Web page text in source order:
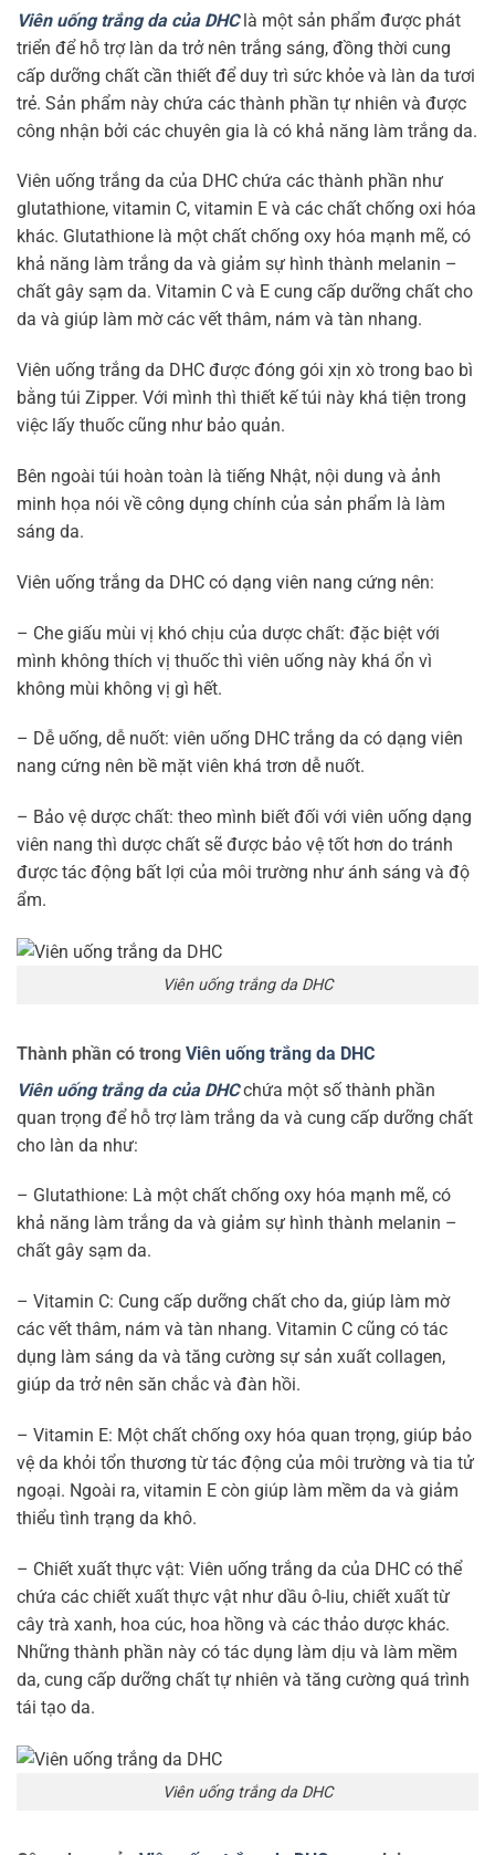
Viên uống trắng da của DHClà một sản phẩm được phát
triển để hỗ trợ làn da trở nên trắng sáng, đồng thời cung
cấp dưỡng chất cần thiết để duy trì sức khỏe và làn da tươi
trẻ. Sản phẩm này chứa các thành phần tự nhiên và được
công nhận bởi các chuyên gia là có khả năng làm trắng da.
Viên uống trắng da của DHC chứa các thành phần như
glutathione, vitamin C, vitamin E và các chất chống oxi hóa
khác. Glutathione là một chất chống oxy hóa mạnh mẽ, có
khả năng làm trắng da và giảm sự hình thành melanin –
chất gây sạm da. Vitamin C và E cung cấp dưỡng chất cho
da và giúp làm mờ các vết thâm, nám và tàn nhang.
Viên uống trắng da DHC được đóng gói xịn xò trong bao bì
bằng túi Zipper. Với mình thì thiết kế túi này khá tiện trong
việc lấy thuốc cũng như bảo quản.
Bên ngoài túi hoàn toàn là tiếng Nhật, nội dung và ảnh
minh họa nói về công dụng chính của sản phẩm là làm
sáng da.
Viên uống trắng da DHC có dạng viên nang cứng nên:
– Che giấu mùi vị khó chịu của dược chất: đặc biệt với
mình không thích vị thuốc thì viên uống này khá ổn vì
không mùi không vị gì hết.
– Dễ uống, dễ nuốt: viên uống DHC trắng da có dạng viên
nang cứng nên bề mặt viên khá trơn dễ nuốt.
– Bảo vệ dược chất: theo mình biết đối với viên uống dạng
viên nang thì dược chất sẽ được bảo vệ tốt hơn do tránh
được tác động bất lợi của môi trường như ánh sáng và độ
ẩm.
Viên uống trắng da DHC
Thành phần có trong Viên uống trắng da DHC
Viên uống trắng da của DHC chứa một số thành phần
quan trọng để hỗ trợ làm trắng da và cung cấp dưỡng chất
cho làn da như:
– Glutathione: Là một chất chống oxy hóa mạnh mẽ, có
khả năng làm trắng da và giảm sự hình thành melanin –
chất gây sạm da.
– Vitamin C: Cung cấp dưỡng chất cho da, giúp làm mờ
các vết thâm, nám và tàn nhang. Vitamin C cũng có tác
dụng làm sáng da và tăng cường sự sản xuất collagen,
giúp da trở nên săn chắc và đàn hồi.
– Vitamin E: Một chất chống oxy hóa quan trọng, giúp bảo
vệ da khỏi tổn thương từ tác động của môi trường và tia tử
ngoại. Ngoài ra, vitamin E còn giúp làm mềm da và giảm
thiểu tình trạng da khô.
– Chiết xuất thực vật: Viên uống trắng da của DHC có thể
chứa các chiết xuất thực vật như dầu ô-liu, chiết xuất từ
cây trà xanh, hoa cúc, hoa hồng và các thảo dược khác.
Những thành phần này có tác dụng làm dịu và làm mềm
da, cung cấp dưỡng chất tự nhiên và tăng cường quá trình
tái tạo da.
Viên uống trắng da DHC